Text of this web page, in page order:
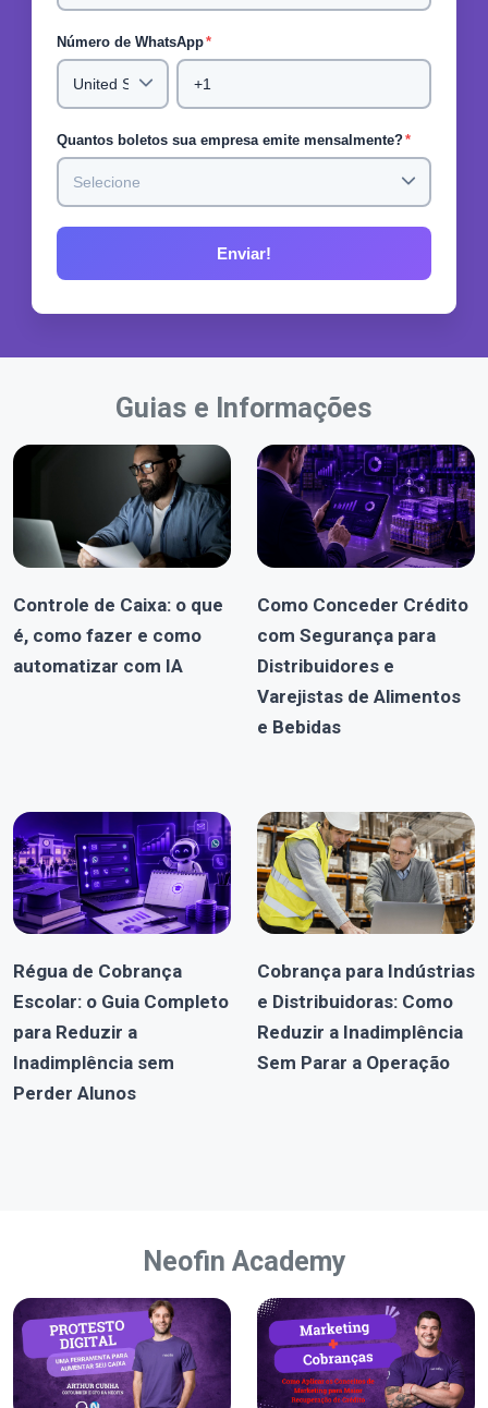
Número de WhatsApp*
Quantos boletos sua empresa emite mensalmente?*
Guias e Informações
Controle de Caixa: o que
é, como fazer e como
automatizar com IA
Como Conceder Crédito
com Segurança para
Distribuidores e
Varejistas de Alimentos
e Bebidas
Régua de Cobrança
Escolar: o Guia Completo
para Reduzir a
Inadimplência sem
Perder Alunos
Cobrança para Indústrias
e Distribuidoras: Como
Reduzir a Inadimplência
Sem Parar a Operação
Neofin Academy